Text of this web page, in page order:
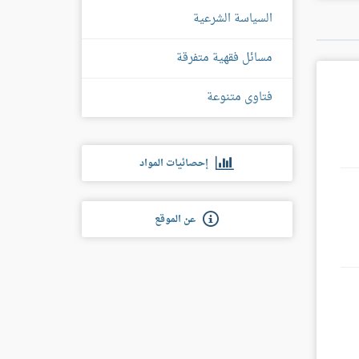
السياسة الشرعية
مسائل فقهية متفرقة
فتاوى متنوعة
إحصائيات المواد
عن الموقع